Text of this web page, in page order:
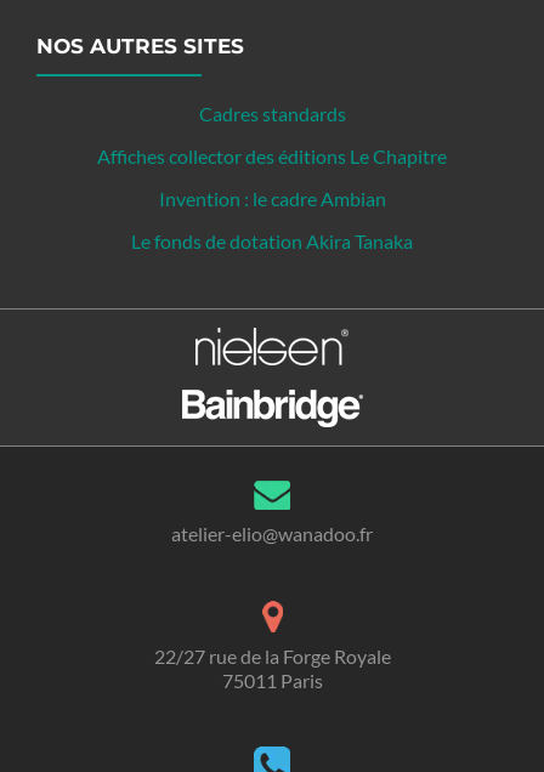
NOS AUTRES SITES
Cadres standards
Affiches collector des éditions Le Chapitre
Invention : le cadre Ambian
Le fonds de dotation Akira Tanaka
atelier-elio@wanadoo.fr
22/27 rue de la Forge Royale
75011 Paris